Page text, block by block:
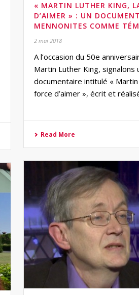
« MARTIN LUTHER KING,
D’AIMER » : UN
MENNONITES COMME
2 mai 2018
A l’occasion du 50e
Martin Luther King, signalons
documentaire intitulé «
force d’aimer », écrit et
Read More